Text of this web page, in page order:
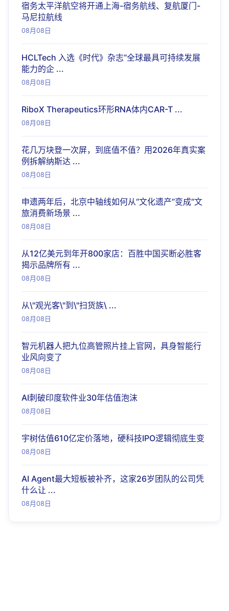
宿务太平洋航空将开通上海-宿务航线、复航厦门-
马尼拉航线
08月08日
HCLTech 入选《时代》杂志“全球最具可持续发展
能力的企 ...
08月08日
RiboX Therapeutics环形RNA体内CAR-T ...
08月08日
花几万块登一次屏，到底值不值？用2026年真实案
例拆解纳斯达 ...
08月08日
申遗两年后，北京中轴线如何从“文化遗产”变成“文
旅消费新场景 ...
08月08日
从12亿美元到年开800家店：百胜中国买断必胜客
揭示品牌所有 ...
08月08日
从\"观光客\"到\"扫货族\ ...
08月08日
智元机器人把九位高管照片挂上官网，具身智能行
业风向变了
08月08日
AI刺破印度软件业30年估值泡沫
08月08日
宇树估值610亿定价落地，硬科技IPO逻辑彻底生变
08月08日
AI Agent最大短板被补齐，这家26岁团队的公司凭
什么让 ...
08月08日